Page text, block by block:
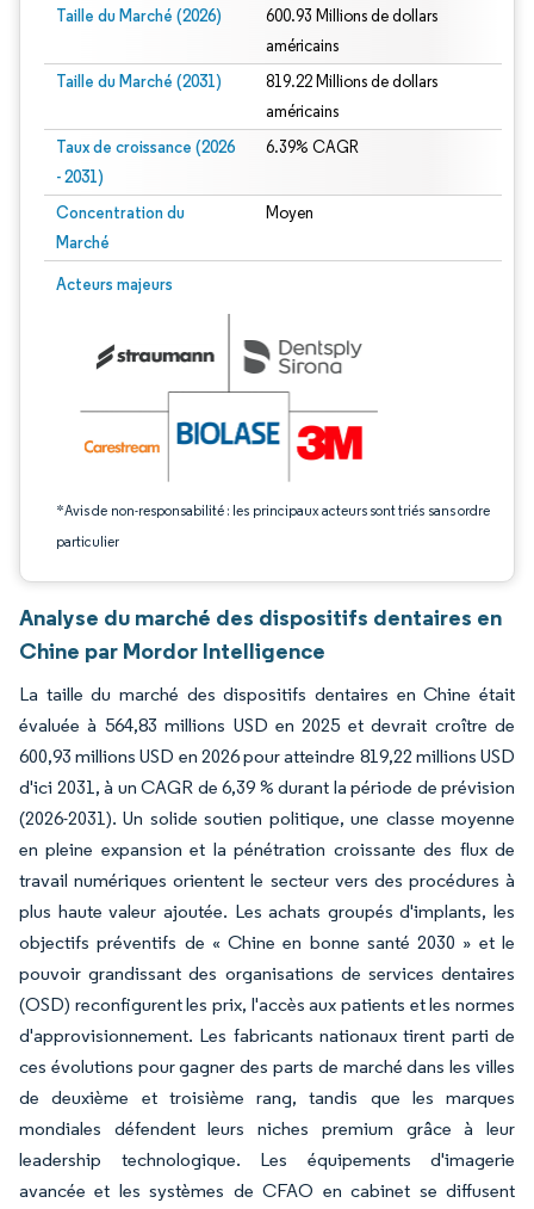
Taille du Marché (2026)
600.93 Millions de dollars
américains
Taille du Marché (2031)
819.22 Millions de dollars
américains
Taux de croissance (2026
- 2031)
6.39% CAGR
Concentration du
Marché
Moyen
Acteurs majeurs
*Avis de non-responsabilité : les principaux acteurs sont triés sans ordre
particulier
Image © Mordor Intelligence. La réutilisation nécessite une attribution sous CC
Analyse du marché des dispositifs dentaires en
Chine par Mordor Intelligence
La taille du marché des dispositifs dentaires en Chine était
évaluée à 564,83 millions USD en 2025 et devrait croître de
600,93 millions USD en 2026 pour atteindre 819,22 millions USD
d'ici 2031, à un CAGR de 6,39 % durant la période de prévision
(2026-2031). Un solide soutien politique, une classe moyenne
en pleine expansion et la pénétration croissante des flux de
travail numériques orientent le secteur vers des procédures à
plus haute valeur ajoutée. Les achats groupés d'implants, les
objectifs préventifs de « Chine en bonne santé 2030 » et le
pouvoir grandissant des organisations de services dentaires
(OSD) reconfigurent les prix, l'accès aux patients et les normes
d'approvisionnement. Les fabricants nationaux tirent parti de
ces évolutions pour gagner des parts de marché dans les villes
de deuxième et troisième rang, tandis que les marques
mondiales défendent leurs niches premium grâce à leur
leadership technologique. Les équipements d'imagerie
avancée et les systèmes de CFAO en cabinet se diffusent